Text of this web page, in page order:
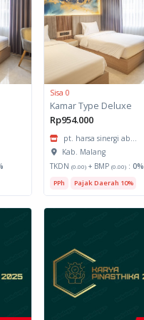
Sisa 0
Kamar Type Deluxe
Rp954.000
pt. harsa sinergi ab...
Kab. Malang
TKDN(0.00) + BMP(0.00) :0%
PPh Pajak Daerah 10%